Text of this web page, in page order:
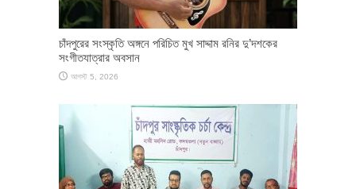
চাঁদপুরের সংস্কৃতি অঙ্গনে পরিচিত মুখ সাদ্দাম রনির দু’দশকের
সংগীতযাত্রার অবসান
আগস্ট 5, 2026